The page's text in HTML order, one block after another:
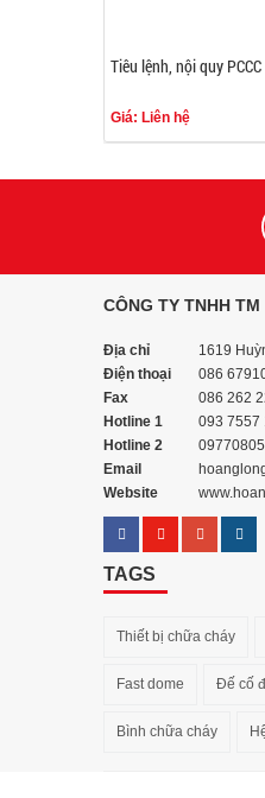
Tiêu lệnh, nội quy PCCC
Giá: Liên hệ
CÔNG TY TNHH
Địa chỉ
1619
Điện thoại
086
Fax
086 262
Hotline 1
093 7557
Hotline 2
Email
Website
TAGS
Thiết bị chữa cháy
Fast dome Đế cố
Bình chữa cháy